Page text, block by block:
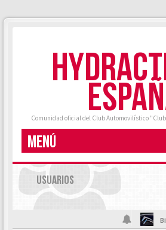
Comunidad oficial del Club Automovilístico
MENÚ
USUARIOS